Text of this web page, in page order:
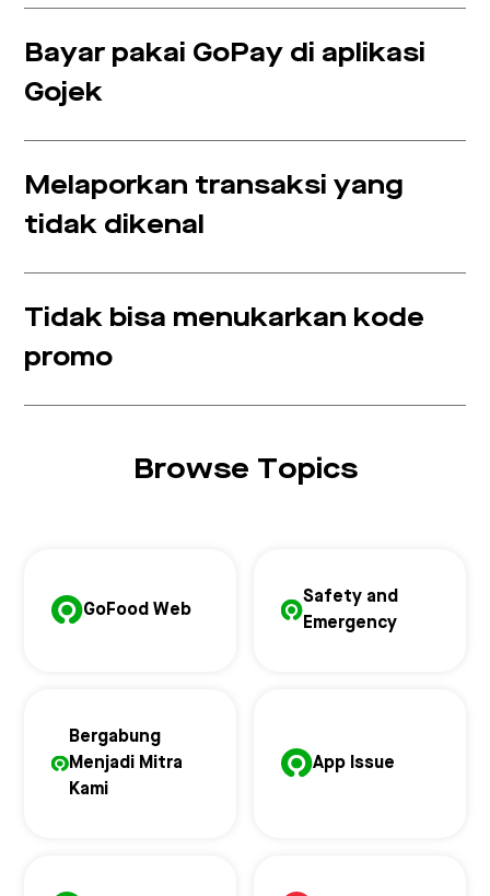
Bayar pakai GoPay di aplikasi
Gojek
Melaporkan transaksi yang
tidak dikenal
Tidak bisa menukarkan kode
promo
Browse Topics
GoFood Web
Safety and
Emergency
Bergabung
Menjadi Mitra
Kami
App Issue